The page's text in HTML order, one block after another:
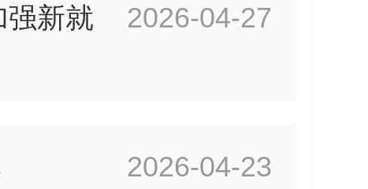
2026-04-27
强新就
2026-04-23